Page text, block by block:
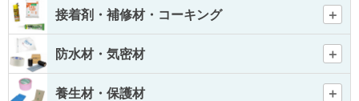
接着剤・補修材・コーキング
防水材・気密材
養生材・保護材